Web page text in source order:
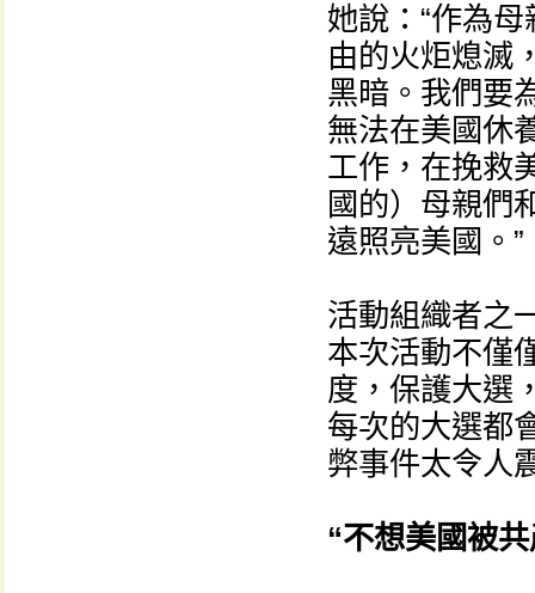
她說：“作為
由的火炬熄滅
黑暗。我們要
無法在美國休
工作，在挽救
國的）母親們
遠照亮美國。”
活動組織者之
本次活動不僅
度，保護大選
每次的大選都
弊事件太令人
“不想美國被